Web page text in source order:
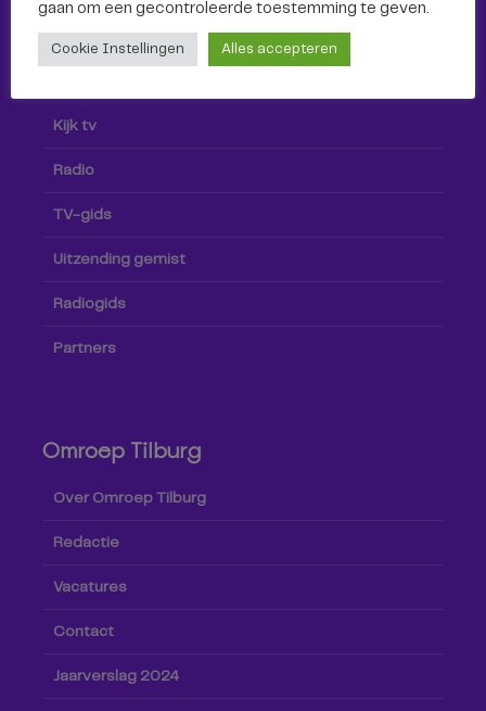
Kijk tv
Radio
TV-gids
Uitzending gemist
Radiogids
Partners
Omroep Tilburg
Over Omroep Tilburg
Redactie
Vacatures
Contact
Jaarverslag 2024
gaan om een ​​gecontroleerde toestemming te geven.
Cookie Instellingen Alles accepteren